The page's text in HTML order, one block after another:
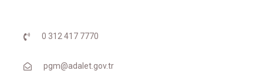
0 312 417 7770
pgm@adalet.gov.tr